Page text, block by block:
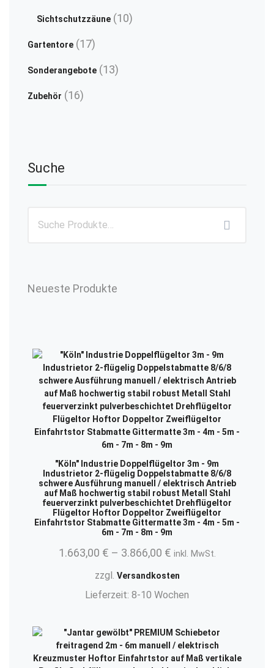
Sichtschutzzäune 1010
Gartentore 1717
Sonderangebote 1313
Zubehör 1616
Suche
Neueste Produkte
"Köln" Industrie Doppelflügeltor 3m - 9m
Industrietor 2-flügelig Doppelstabmatte 8/6/8
schwere Ausführung manuell / elektrisch Antrieb
auf Maß hochwertig stabil robust Metall Stahl
feuerverzinkt pulverbeschichtet Drehflügeltor
Flügeltor Hoftor Doppeltor Zweiflügeltor
Einfahrtstor Stabmatte Gittermatte 3m - 4m - 5m -
6m - 7m - 8m - 9m
1.663,00 € – 3.866,00 € inkl. MwSt.
zzgl. Versandkosten
Lieferzeit: 8-10 Wochen